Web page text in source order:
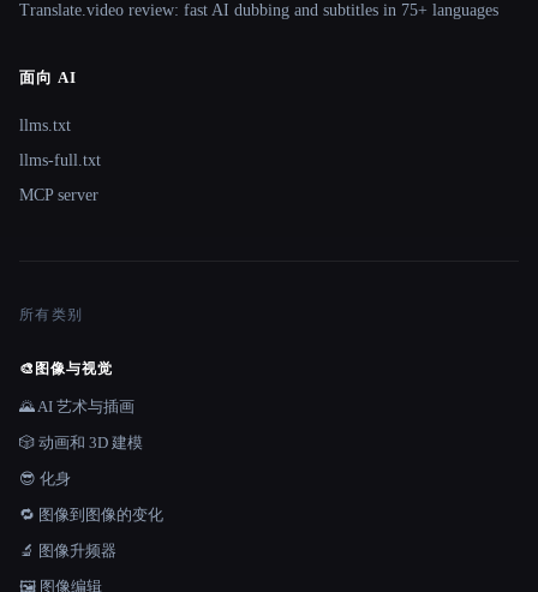
Translate.video review: fast AI dubbing and subtitles in 75+ languages
面向 AI
llms.txt
llms-full.txt
MCP server
所有类别
🎨 图像与视觉
🌄 AI 艺术与插画
🎲 动画和 3D 建模
😎 化身
🔁 图像到图像的变化
🔬 图像升频器
🖼️ 图像编辑